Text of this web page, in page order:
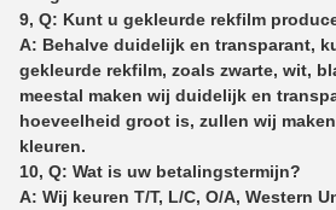
9, Q: Kunt u gekleurde rekfilm
A: Behalve duidelijk en transparant,
gekleurde rekfilm, zoals zwarte, wit,
meestal maken wij duidelijk en
hoeveelheid groot is, zullen wij
kleuren.
10, Q: Wat is uw betalingstermijn?
A: Wij keuren T/T, L/C, O/A, Western